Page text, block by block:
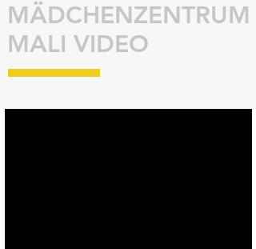
MÄDCHENZENTRUM
MALI VIDEO